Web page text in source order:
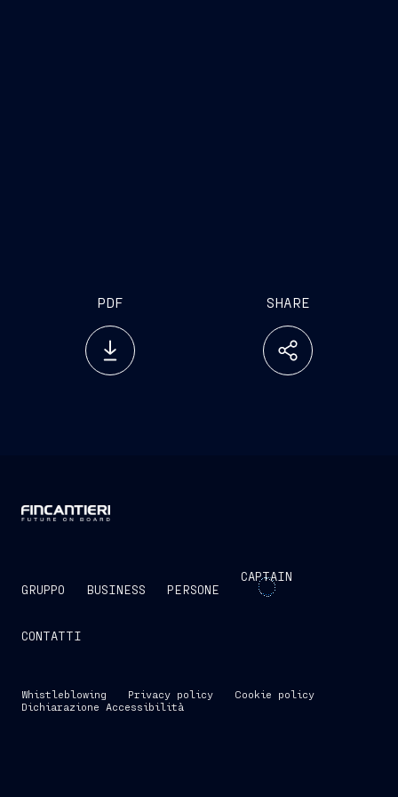
PDF SHARE
GRUPPO BUSINESS PERSONE
CAPTAIN
CONTATTI
Whistleblowing Privacy policy
Cookie policy
Dichiarazione Accessibilità